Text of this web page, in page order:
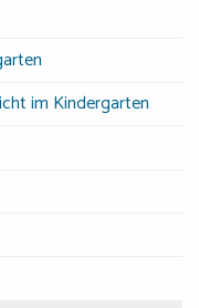
im Kindergarten